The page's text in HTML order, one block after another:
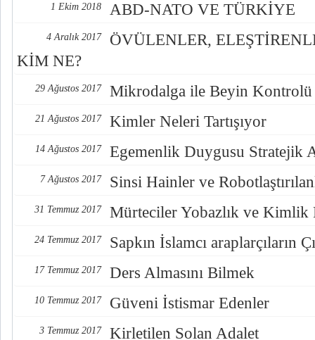
1 Ekim 2018 ABD-NATO VE TÜRKİYE
4 Aralık 2017
ÖVÜLENLER,
KİM NE?
29 Ağustos 2017 Mikrodalga ile Beyin Kontrolü
21 Ağustos 2017 Kimler Neleri Tartışıyor
14 Ağustos 2017 Egemenlik Duygusu Stratejik
7 Ağustos 2017 Sinsi Hainler ve
31 Temmuz 2017 Mürteciler Yobazlık ve Kimlik
24 Temmuz 2017 Sapkın İslamcı araplarçıların
17 Temmuz 2017 Ders Almasını Bilmek
10 Temmuz 2017 Güveni İstismar Edenler
3 Temmuz 2017 Kirletilen Solan Adalet